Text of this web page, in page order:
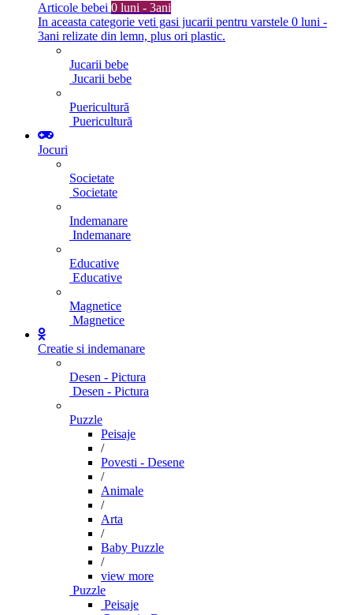
Articole bebei 0 luni - 3ani
In aceasta categorie veti gasi jucarii pentru varstele 0 luni -
3ani relizate din lemn, plus ori plastic.
Jucarii bebe
Jucarii bebe
Puericultură
Puericultură
Jocuri
Societate
Societate
Indemanare
Indemanare
Educative
Educative
Magnetice
Magnetice
Creatie si indemanare
Desen - Pictura
Desen - Pictura
Puzzle
Peisaje
/
Povesti - Desene
/
Animale
/
Arta
/
Baby Puzzle
/
view more
Puzzle
Peisaje